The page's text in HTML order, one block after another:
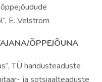
E. Velström
ÕPPEJÕUNA
TÜ haridusteaduste
ja sotsiaalteaduste